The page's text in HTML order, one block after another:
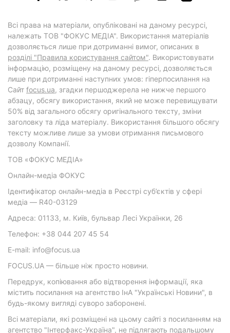
Всі права на матеріали, опубліковані на даному ресурсі,
належать ТОВ "ФОКУС МЕДІА". Використання матеріалів
дозволяється лише при дотриманні вимог, описаних в
розділі "Правила користування сайтом". Використовувати
інформацію, розміщену на даному ресурсі, дозволяється
лише при дотриманні наступних умов: гіперпосилання на
Cайт focus.ua, згадки першоджерела не нижче першого
абзацу, обсягу використання, який не може перевищувати
50% від загального обсягу оригінального тексту, зміни
заголовку та ліда матеріалу. Використання більшого обсягу
тексту можливе лише за умови отримання письмового
дозволу Компанії.
ТОВ «ФОКУС МЕДІА»
Онлайн-медіа ФОКУС
Ідентифікатор онлайн-медіа в Реєстрі суб’єктів у сфері
медіа — R40-03129
Адреса: 01133, м. Київ, бульвар Лесі Українки, 26
Телефон: +38 044 207 45 54
E-mail: info@focus.ua
FOCUS.UA — більше ніж просто новини.
Передрук, копіювання або відтворення інформації, яка
містить посилання на агентство ІнА "Українські Новини", в
будь-якому вигляді суворо заборонені.
Всі матеріали, які розміщені на цьому сайті з посиланням на
агентство "Інтерфакс-Україна", не підлягають подальшому